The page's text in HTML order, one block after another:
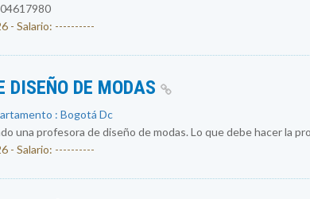
- Salario: ----------
DISEÑO DE MODAS
: Bogotá Dc
una profesora de diseño de modas. Lo que debe hacer la
- Salario: ----------